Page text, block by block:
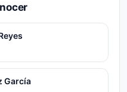
García